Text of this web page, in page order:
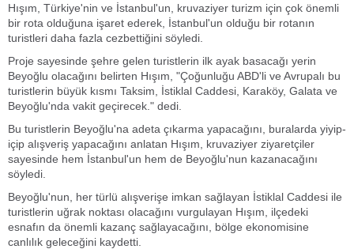
Hışım, Türkiye'nin ve İstanbul'un, kruvaziyer turizm için çok önemli
bir rota olduğuna işaret ederek, İstanbul'un olduğu bir rotanın
turistleri daha fazla cezbettiğini söyledi.
Proje sayesinde şehre gelen turistlerin ilk ayak basacağı yerin
Beyoğlu olacağını belirten Hışım, "Çoğunluğu ABD'li ve Avrupalı bu
turistlerin büyük kısmı Taksim, İstiklal Caddesi, Karaköy, Galata ve
Beyoğlu'nda vakit geçirecek." dedi.
Bu turistlerin Beyoğlu'na adeta çıkarma yapacağını, buralarda yiyip-
içip alışveriş yapacağını anlatan Hışım, kruvaziyer ziyaretçiler
sayesinde hem İstanbul'un hem de Beyoğlu'nun kazanacağını
söyledi.
Beyoğlu'nun, her türlü alışverişe imkan sağlayan İstiklal Caddesi ile
turistlerin uğrak noktası olacağını vurgulayan Hışım, ilçedeki
esnafın da önemli kazanç sağlayacağını, bölge ekonomisine
canlılık geleceğini kaydetti.